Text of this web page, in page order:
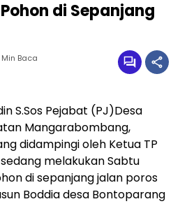
di Sepanjang
Min Baca
S.Sos Pejabat (PJ)Desa
Mangarabombang,
didampingi oleh Ketua TP
melakukan Sabtu
di sepanjang jalan poros
Boddia desa Bontoparang